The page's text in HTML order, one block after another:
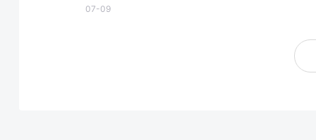
07-09